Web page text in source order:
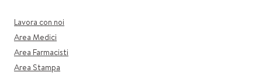
Lavora con noi
Area Medici
Area Farmacisti
Area Stampa